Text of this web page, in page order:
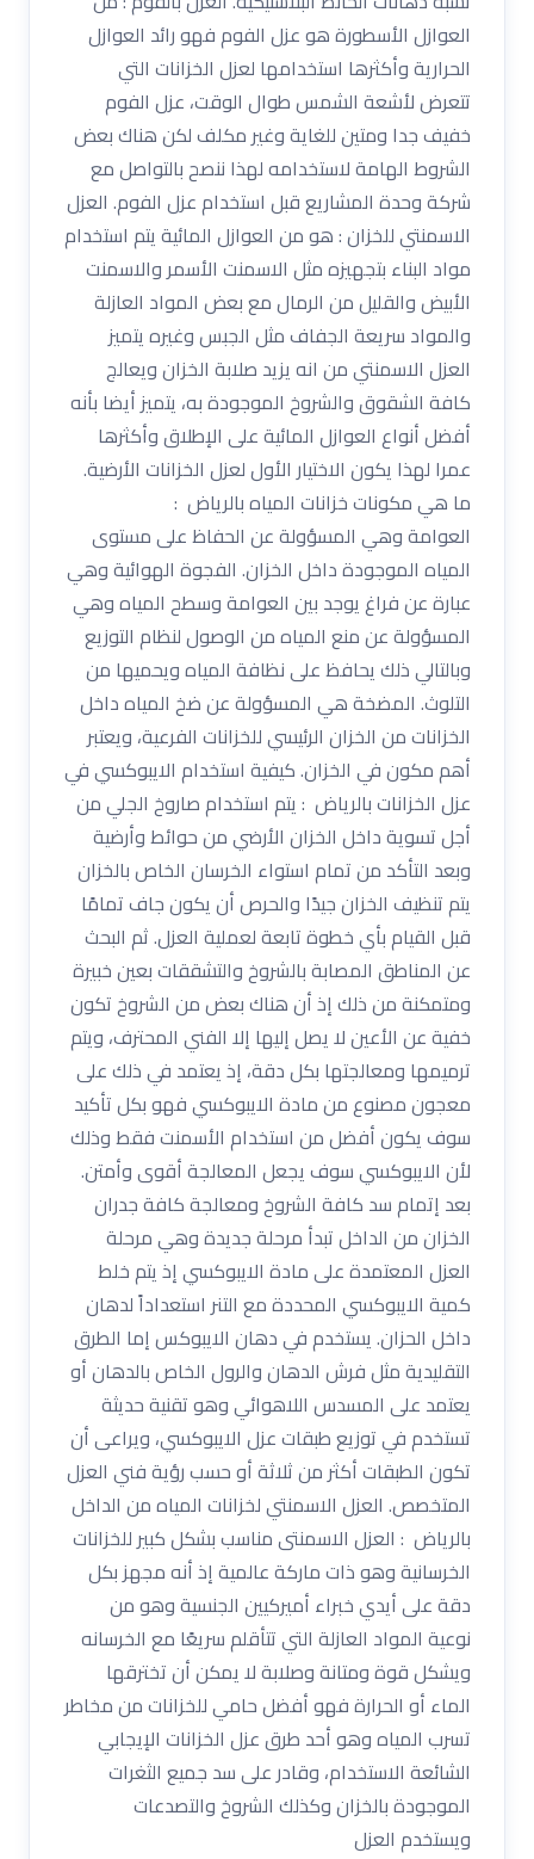
العوازل الأسطورة هو عزل الفوم فهو رائد العوازل
الحرارية وأكثرها استخدامها لعزل الخزانات التي
تتعرض لأشعة الشمس طوال الوقت، عزل الفوم
خفيف جدا ومتين للغاية وغير مكلف لكن هناك بعض
الشروط الهامة لاستخدامه لهذا ننصح بالتواصل مع
شركة وحدة المشاريع قبل استخدام عزل الفوم. العزل
الاسمنتي للخزان : هو من العوازل المائية يتم استخدام
مواد البناء بتجهيزه مثل الاسمنت الأسمر والاسمنت
الأبيض والقليل من الرمال مع بعض المواد العازلة
والمواد سريعة الجفاف مثل الجبس وغيره يتميز
العزل الاسمنتي من انه يزيد صلابة الخزان ويعالج
كافة الشقوق والشروخ الموجودة به، يتميز أيضا بأنه
أفضل أنواع العوازل المائية على الإطلاق وأكثرها
عمرا لهذا يكون الاختيار الأول لعزل الخزانات الأرضية.
ما هي مكونات خزانات المياه بالرياض :
العوامة وهي المسؤولة عن الحفاظ على مستوى
المياه الموجودة داخل الخزان. الفجوة الهوائية وهي
عبارة عن فراغ يوجد بين العوامة وسطح المياه وهي
المسؤولة عن منع المياه من الوصول لنظام التوزيع
وبالتالي ذلك يحافظ على نظافة المياه ويحميها من
التلوث. المضخة هي المسؤولة عن ضخ المياه داخل
الخزانات من الخزان الرئيسي للخزانات الفرعية، ويعتبر
أهم مكون في الخزان. كيفية استخدام الايبوكسي في
عزل الخزانات بالرياض : يتم استخدام صاروخ الجلي من
أجل تسوية داخل الخزان الأرضي من حوائط وأرضية
وبعد التأكد من تمام استواء الخرسان الخاص بالخزان
يتم تنظيف الخزان جيدًا والحرص أن يكون جاف تمامًا
قبل القيام بأي خطوة تابعة لعملية العزل. ثم البحث
عن المناطق المصابة بالشروخ والتشققات بعين خبيرة
ومتمكنة من ذلك إذ أن هناك بعض من الشروخ تكون
خفية عن الأعين لا يصل إليها إلا الفني المحترف، ويتم
ترميمها ومعالجتها بكل دقة، إذ يعتمد في ذلك على
معجون مصنوع من مادة الايبوكسي فهو بكل تأكيد
سوف يكون أفضل من استخدام الأسمنت فقط وذلك
لأن الايبوكسي سوف يجعل المعالجة أقوى وأمتن.
بعد إتمام سد كافة الشروخ ومعالجة كافة جدران
الخزان من الداخل تبدأ مرحلة جديدة وهي مرحلة
العزل المعتمدة على مادة الايبوكسي إذ يتم خلط
كمية الايبوكسي المحددة مع التنر استعداداً لدهان
داخل الحزان. يستخدم في دهان الايبوكس إما الطرق
التقليدية مثل فرش الدهان والرول الخاص بالدهان أو
يعتمد على المسدس اللاهوائي وهو تقنية حديثة
تستخدم في توزيع طبقات عزل الايبوكسي، ويراعى أن
تكون الطبقات أكثر من ثلاثة أو حسب رؤية فني العزل
المتخصص. العزل الاسمنتي لخزانات المياه من الداخل
بالرياض : العزل الاسمنتى مناسب بشكل كبير للخزانات
الخرسانية وهو ذات ماركة عالمية إذ أنه مجهز بكل
دقة على أيدي خبراء أميركيين الجنسية وهو من
نوعية المواد العازلة التي تتأقلم سريعًا مع الخرسانه
ويشكل قوة ومتانة وصلابة لا يمكن أن تخترقها
الماء أو الحرارة فهو أفضل حامي للخزانات من مخاطر
تسرب المياه وهو أحد طرق عزل الخزانات الإيجابي
الشائعة الاستخدام، وقادر على سد جميع الثغرات
الموجودة بالخزان وكذلك الشروخ والتصدعات
ويستخدم العزل